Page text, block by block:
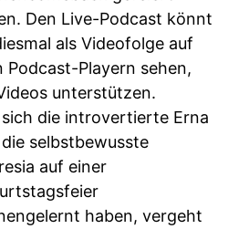
Den Live-Podcast könnt
als Videofolge auf
Podcast-Playern sehen,
unterstützen.
sich die introvertierte Erna
selbstbewusste
auf einer
haben, vergeht